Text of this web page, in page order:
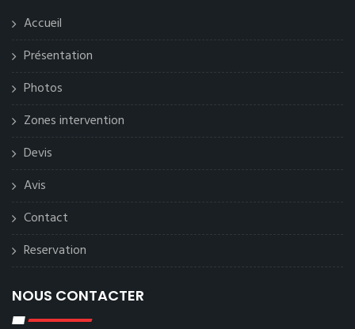
Accueil
Présentation
Photos
Zones intervention
Devis
Avis
Contact
Reservation
NOUS CONTACTER